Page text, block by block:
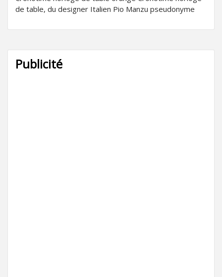
de table, du designer Italien Pio Manzu pseudonyme
Publicité